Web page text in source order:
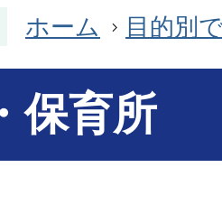
ホーム 目的別
保育所